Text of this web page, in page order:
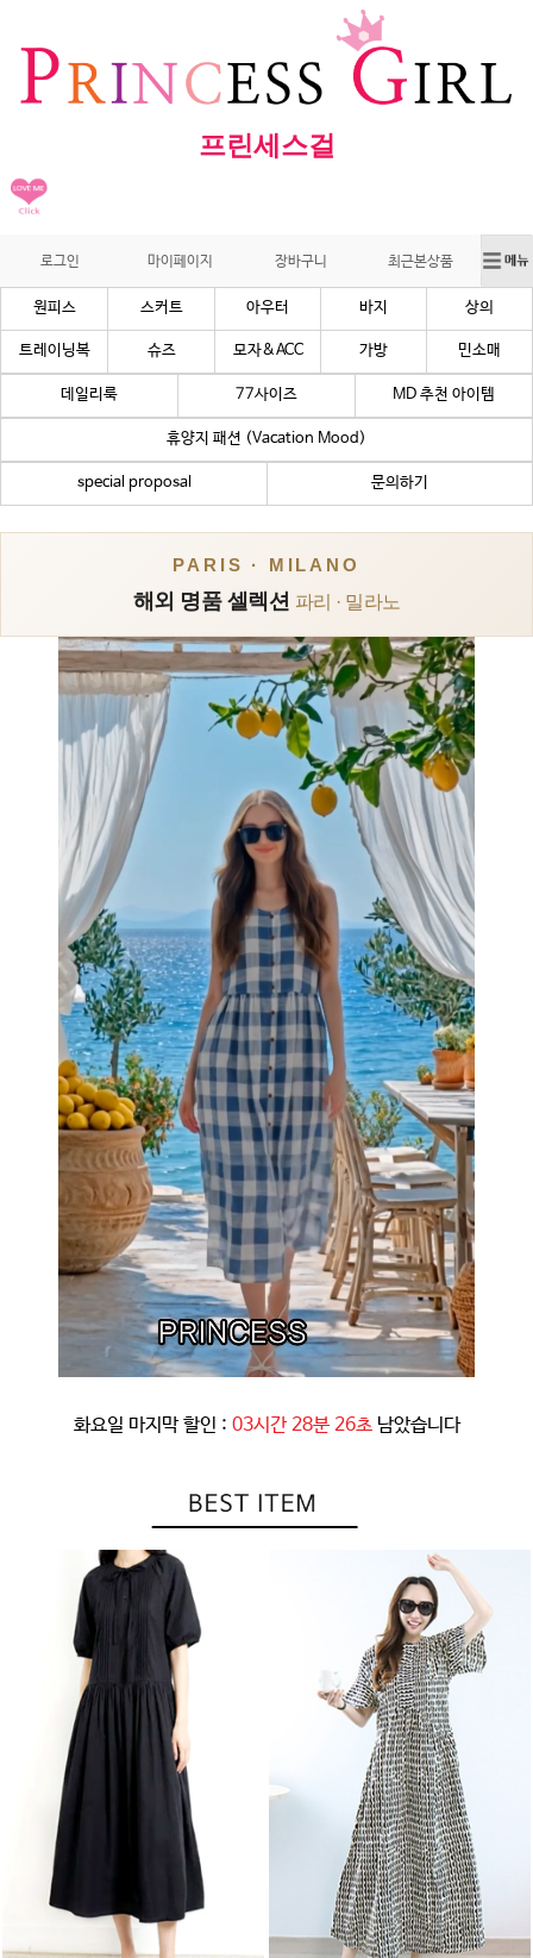
프린세스걸
로그인 마이페이지 장바구니 최근본상품
원피스 스커트 아우터 바지 상의
트레이닝복 슈즈 모자&ACC 가방 민소매
데일리룩 77사이즈 MD 추천 아이템
휴양지 패션 (Vacation Mood)
special proposal 문의하기
PARIS · MILANO
해외 명품 셀렉션 파리 · 밀라노
화요일 마지막 할인 : 03시간 28분 23초 남았습니다